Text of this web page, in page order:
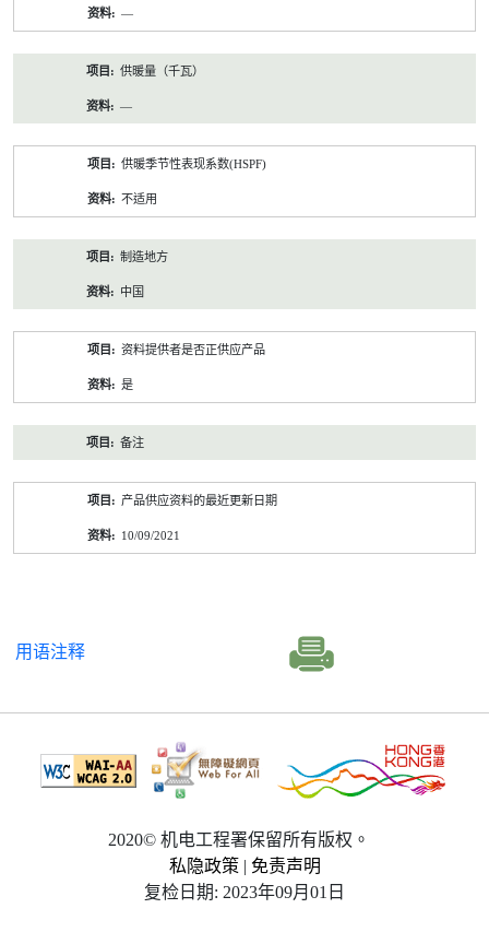
—
供暖量（千瓦）
—
供暖季节性表现系数(HSPF)
不适用
制造地方
中国
资料提供者是否正供应产品
是
备注
产品供应资料的最近更新日期
10/09/2021
用语注释
2020© 机电工程署保留所有版权。
私隐政策 | 免责声明
复检日期: 2023年09月01日